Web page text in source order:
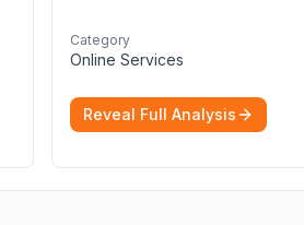
Category
Online Services
Reveal Full Analysis